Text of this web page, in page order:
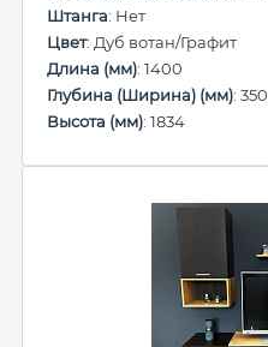
Штанга: Нет
Цвет: Дуб вотан/Графит
Длина (мм): 1400
Глубина (Ширина) (мм): 350
Высота (мм): 1834